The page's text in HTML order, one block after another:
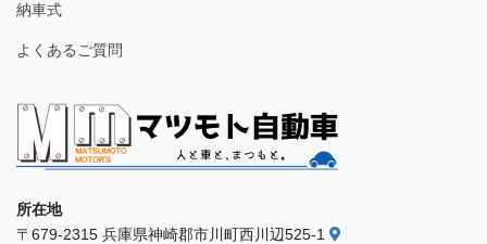
納車式
よくあるご質問
所在地
〒679-2315 兵庫県神崎郡市川町西川辺525-1